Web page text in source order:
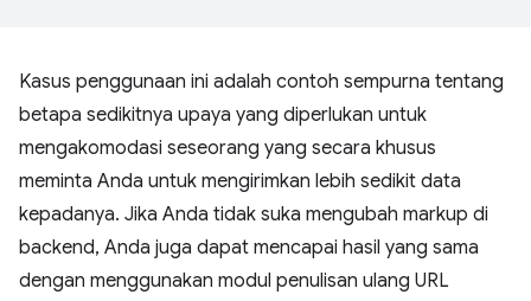
Kasus penggunaan ini adalah contoh sempurna tentang
betapa sedikitnya upaya yang diperlukan untuk
mengakomodasi seseorang yang secara khusus
meminta Anda untuk mengirimkan lebih sedikit data
kepadanya. Jika Anda tidak suka mengubah markup di
backend, Anda juga dapat mencapai hasil yang sama
dengan menggunakan modul penulisan ulang URL